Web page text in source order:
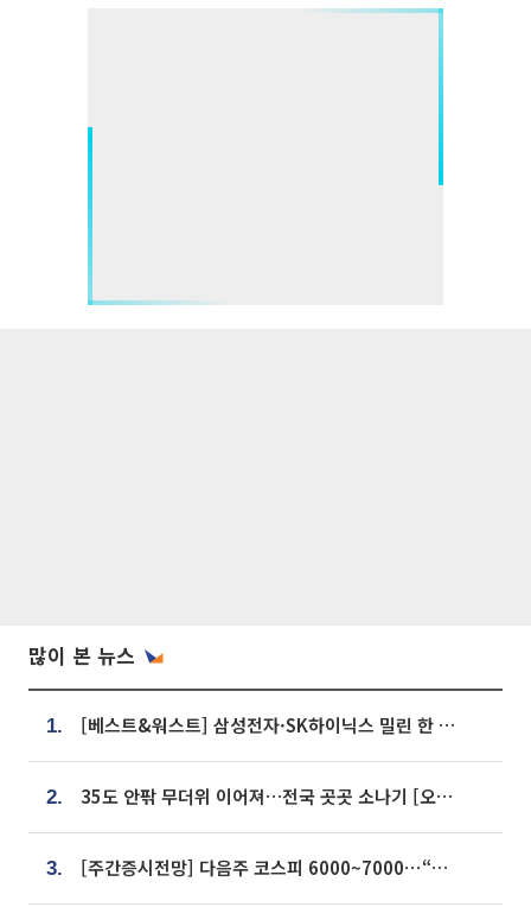
많이 본 뉴스
1. [베스트&워스트] 삼성전자·SK하이닉스 밀린 한 주…상상인증권은 85% 급등
2. 35도 안팎 무더위 이어져…전국 곳곳 소나기 [오늘 날씨]
3. [주간증시전망] 다음주 코스피 6000~7000⋯“外人 수급은 정책이 변수”